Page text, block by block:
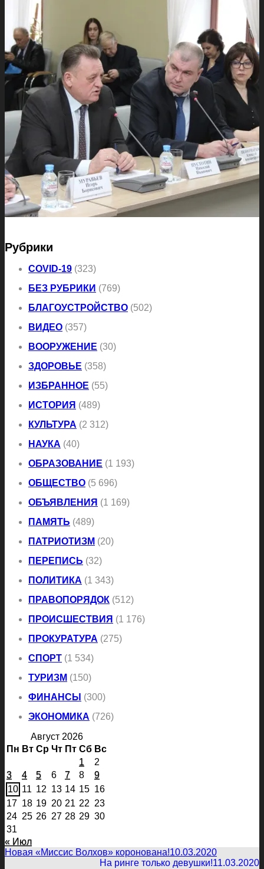
Рубрики
COVID-19 (323)
БЕЗ РУБРИКИ (769)
БЛАГОУСТРОЙСТВО (502)
ВИДЕО (357)
ВООРУЖЕНИЕ (30)
ЗДОРОВЬЕ (358)
ИЗБРАННОЕ (55)
ИСТОРИЯ (489)
КУЛЬТУРА (2 312)
НАУКА (40)
ОБРАЗОВАНИЕ (1 193)
ОБЩЕСТВО (5 696)
ОБЪЯВЛЕНИЯ (1 169)
ПАМЯТЬ (489)
ПАТРИОТИЗМ (20)
ПЕРЕПИСЬ (32)
ПОЛИТИКА (1 343)
ПРАВОПОРЯДОК (512)
ПРОИСШЕСТВИЯ (1 176)
ПРОКУРАТУРА (275)
СПОРТ (1 534)
ТУРИЗМ (150)
ФИНАНСЫ (300)
ЭКОНОМИКА (726)
Август 2026
Пн Вт Ср Чт Пт Сб Вс
1
2
3
4 5 6 7 8
9
10 11 12 13 14 15 16
17 18 19 20 21 22 23
24 25 26 27 28 29 30
31
« Июл
Новая «Миссис Волхов» коронована!10.03.2020
На ринге только девушки!11.03.2020